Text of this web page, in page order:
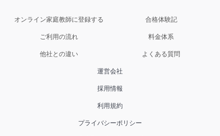
オンライン家庭教師に登録する 合格体験記
ご利用の流れ 料金体系
他社との違い よくある質問
運営会社
採用情報
利用規約
プライバシーポリシー